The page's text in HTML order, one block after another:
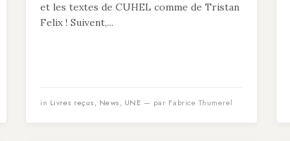
et les textes de CUHEL comme de Tristan
Felix ! Suivent,...
in Livres reçus, News, UNE — par Fabrice Thumerel